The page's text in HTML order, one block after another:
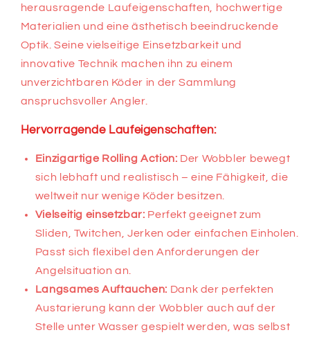
herausragende Laufeigenschaften, hochwertige
Materialien und eine ästhetisch beeindruckende
Optik. Seine vielseitige Einsetzbarkeit und
innovative Technik machen ihn zu einem
unverzichtbaren Köder in der Sammlung
anspruchsvoller Angler.
Hervorragende Laufeigenschaften:
Einzigartige Rolling Action: Der Wobbler bewegt
sich lebhaft und realistisch – eine Fähigkeit, die
weltweit nur wenige Köder besitzen.
Vielseitig einsetzbar: Perfekt geeignet zum
Sliden, Twitchen, Jerken oder einfachen Einholen.
Passt sich flexibel den Anforderungen der
Angelsituation an.
Langsames Auftauchen: Dank der perfekten
Austarierung kann der Wobbler auch auf der
Stelle unter Wasser gespielt werden, was selbst